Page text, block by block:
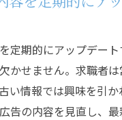
定期的にアップデー
かせません。求職者
い情報では興味を引
告の内容を見直し、